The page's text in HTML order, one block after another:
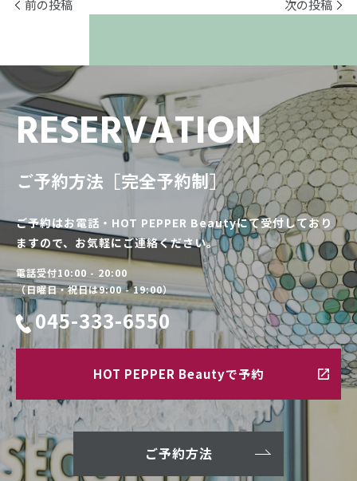
前の投稿 次の投稿
RESERVATION
ご予約方法［完全予約制］
ご予約はお電話・HOT PEPPER Beautyにて受付しており
ますので、お気軽にご連絡ください。
電話受付10:00 - 20:00
（日曜日・祝日は9:00 - 19:00）
045-333-6550
HOT PEPPER Beautyで予約
ご予約方法